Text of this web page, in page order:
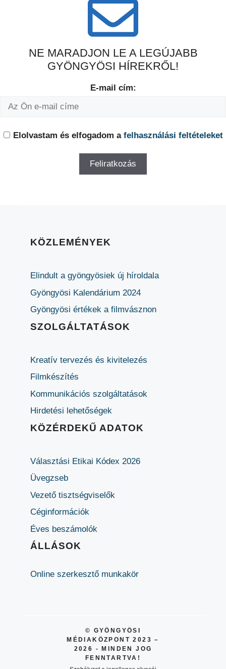
NE MARADJON LE A LEGÚJABB
GYÖNGYÖSI HÍREKRŐL!
E-mail cím:
Elolvastam és elfogadom a felhasználási feltételeket
KÖZLEMÉNYEK
Elindult a gyöngyösiek új híroldala
Gyöngyösi Kalendárium 2024
Gyöngyösi értékek a filmvásznon
SZOLGÁLTATÁSOK
Kreatív tervezés és kivitelezés
Filmkészítés
Kommunikációs szolgáltatások
Hirdetési lehetőségek
KÖZÉRDEKŰ ADATOK
Választási Etikai Kódex 2026
Üvegzseb
Vezető tisztségviselők
Céginformációk
Éves beszámolók
ÁLLÁSOK
Online szerkesztő munkakör
© GYÖNGYÖSI
MÉDIAKÖZPONT 2023 –
2026 - MINDEN JOG
FENNTARTVA!